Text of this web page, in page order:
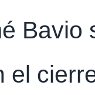
Bavio
el